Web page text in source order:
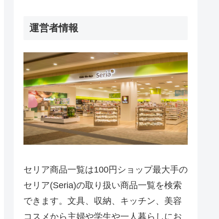
運営者情報
セリア商品一覧は100円ショップ最大手の
セリア(Seria)の取り扱い商品一覧を検索
できます。文具、収納、キッチン、美容
コスメから主婦や学生や一人暮らしにお